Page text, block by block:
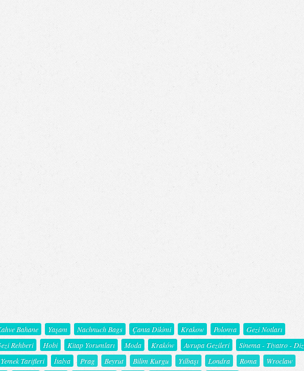
Bahane Yaşam Nachnuch Bags Çanta Dikimi Krakow Polonya
Gezi Notları
Rehberi Hobi Kitap Yorumları Moda Kraków Avrupa Gezileri
Sinema - Tiyatro -
Yemek Tarifleri İtalya Prag Beyrut Bilim Kurgu Yılbaşı Londra Roma
Wroclaw